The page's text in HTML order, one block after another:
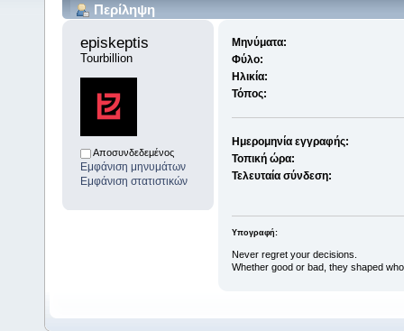
Περίληψη
episkeptis
Tourbillion
Αποσυνδεδεμένος
Εμφάνιση μηνυμάτων
Εμφάνιση στατιστικών
Μηνύματα:
Φύλο:
Ηλικία:
Τόπος:
Ημερομηνία εγγραφής:
Τοπική ώρα:
Τελευταία σύνδεση:
Υπογραφή:
Never regret your decisions.
Whether good or bad, they shaped